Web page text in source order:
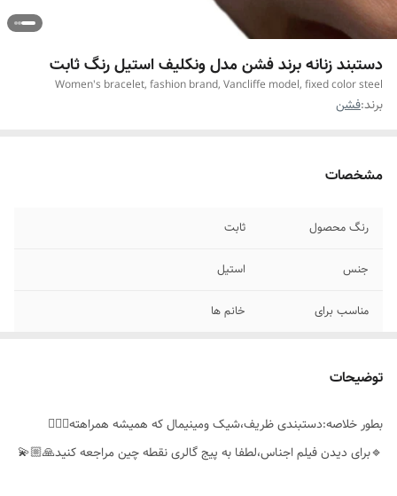
دستبند زنانه برند فشن مدل ونکلیف استیل رنگ ثابت
Women's bracelet, fashion brand, Vancliffe model, fixed color steel
برند:فشن
مشخصات
رنگ محصول ثابت
جنس استیل
مناسب برای خانم ها
موارد استفاده روزانه،اوت فیت
توضیحات
بطور خلاصه:دستبندی ظریف،شیک ومینیمال که همیشه همراهته👌🏻✨️
🔹️برای دیدن فیلم اجناس،لطفا به پیج گالری نقطه چین مراجعه کنید🙏🏼💫